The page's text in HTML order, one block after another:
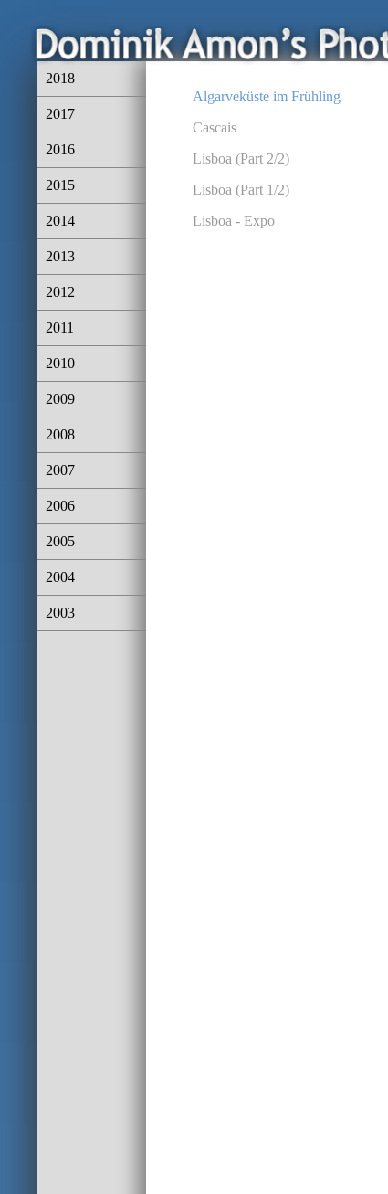
2018
2017
2016
2015
2014
2013
2012
2011
2010
2009
2008
2007
2006
2005
2004
2003
Algarveküste im Frühling
Cascais
Lisboa (Part 2/2)
Lisboa (Part 1/2)
Lisboa - Expo